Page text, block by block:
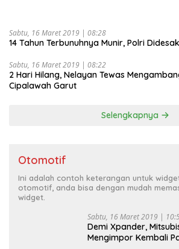
Sabtu, 16 Maret 2019 | 08:28
14 Tahun Terbunuhnya Munir, Polri
Sabtu, 16 Maret 2019 | 08:22
2 Hari Hilang, Nelayan Tewas
Cipalawah Garut
Selengkapnya
Otomotif
Ini adalah contoh keterangan untuk
otomotif, anda bisa dengan mudah
widget.
Sabtu, 16 Maret 2019 |
Demi Xpander,
Mengimpor Kembali